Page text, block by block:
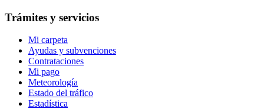
Trámites y servicios
Mi carpeta
Ayudas y subvenciones
Contrataciones
Mi pago
Meteorología
Estado del tráfico
Estadística